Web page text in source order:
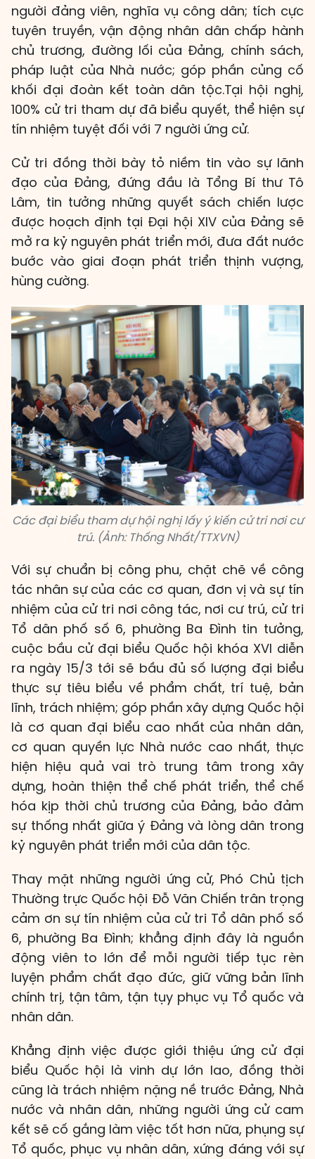
người đảng viên, nghĩa vụ công dân; tích cực
tuyên truyền, vận động nhân dân chấp hành
chủ trương, đường lối của Đảng, chính sách,
pháp luật của Nhà nước; góp phần củng cố
khối đại đoàn kết toàn dân tộc.Tại hội nghị,
100% cử tri tham dự đã biểu quyết, thể hiện sự
tín nhiệm tuyệt đối với 7 người ứng cử.
Cử tri đồng thời bày tỏ niềm tin vào sự lãnh
đạo của Đảng, đứng đầu là Tổng Bí thư Tô
Lâm, tin tưởng những quyết sách chiến lược
được hoạch định tại Đại hội XIV của Đảng sẽ
mở ra kỷ nguyên phát triển mới, đưa đất nước
bước vào giai đoạn phát triển thịnh vượng,
hùng cường.
Các đại biểu tham dự hội nghị lấy ý kiến cử tri nơi cư
trú. (Ảnh: Thống Nhất/TTXVN)
Với sự chuẩn bị công phu, chặt chẽ về công
tác nhân sự của các cơ quan, đơn vị và sự tín
nhiệm của cử tri nơi công tác, nơi cư trú, cử tri
Tổ dân phố số 6, phường Ba Đình tin tưởng,
cuộc bầu cử đại biểu Quốc hội khóa XVI diễn
ra ngày 15/3 tới sẽ bầu đủ số lượng đại biểu
thực sự tiêu biểu về phẩm chất, trí tuệ, bản
lĩnh, trách nhiệm; góp phần xây dựng Quốc hội
là cơ quan đại biểu cao nhất của nhân dân,
cơ quan quyền lực Nhà nước cao nhất, thực
hiện hiệu quả vai trò trung tâm trong xây
dựng, hoàn thiện thể chế phát triển, thể chế
hóa kịp thời chủ trương của Đảng, bảo đảm
sự thống nhất giữa ý Đảng và lòng dân trong
kỷ nguyên phát triển mới của dân tộc.
Thay mặt những người ứng cử, Phó Chủ tịch
Thường trực Quốc hội Đỗ Văn Chiến trân trọng
cảm ơn sự tín nhiệm của cử tri Tổ dân phố số
6, phường Ba Đình; khẳng định đây là nguồn
động viên to lớn để mỗi người tiếp tục rèn
luyện phẩm chất đạo đức, giữ vững bản lĩnh
chính trị, tận tâm, tận tụy phục vụ Tổ quốc và
nhân dân.
Khẳng định việc được giới thiệu ứng cử đại
biểu Quốc hội là vinh dự lớn lao, đồng thời
cũng là trách nhiệm nặng nề trước Đảng, Nhà
nước và nhân dân, những người ứng cử cam
kết sẽ cố gắng làm việc tốt hơn nữa, phụng sự
Tổ quốc, phục vụ nhân dân, xứng đáng với sự